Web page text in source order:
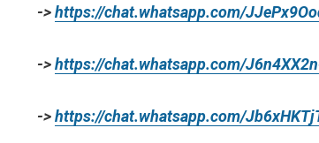
->https://chat.whatsapp.com/
->https://chat.whatsapp.com/
->https://chat.whatsapp.com/